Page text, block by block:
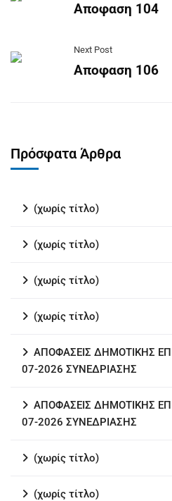
Αποφαση 104
Next Post
Αποφαση 106
Πρόσφατα Άρθρα
(χωρίς τίτλο)
(χωρίς τίτλο)
(χωρίς τίτλο)
(χωρίς τίτλο)
ΑΠΟΦΑΣΕΙΣ ΔΗΜΟΤΙΚΗΣ
07-2026 ΣΥΝΕΔΡΙΑΣΗΣ
ΑΠΟΦΑΣΕΙΣ ΔΗΜΟΤΙΚΗΣ
07-2026 ΣΥΝΕΔΡΙΑΣΗΣ
(χωρίς τίτλο)
(χωρίς τίτλο)